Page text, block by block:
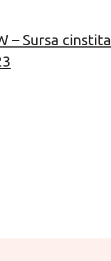
– Sursa cinstita